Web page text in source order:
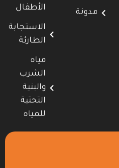
مدونة
الأطفال
الاستجابة
الطارئة
مياه
الشرب
والبنية
التحتية
للمياه